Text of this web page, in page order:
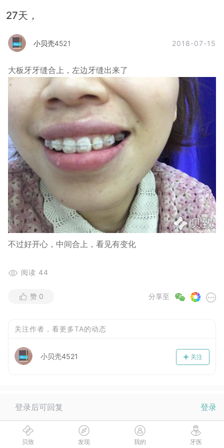
27天，
小贝壳4521 2018-07-15
大板牙牙缝合上，左边牙缝出来了
不过好开心，中间合上，看见有变化
阅读 44
分享至
赞 0
关注作者，看更多TA的动态
关注
小贝壳4521
当前没有回复，快来抢沙发~
登录后可回复 登录
贝致 发现 我的 牙医